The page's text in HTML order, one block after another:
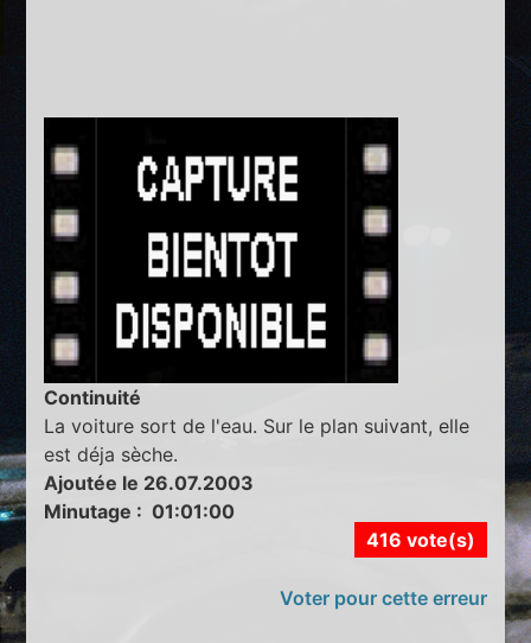
Continuité
La voiture sort de l'eau. Sur le plan suivant, elle
est déja sèche.
Ajoutée le 26.07.2003
Minutage : 01:01:00
416 vote(s)
Voter pour cette erreur